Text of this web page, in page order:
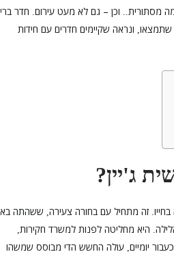
מסתורית.. וכן – גם לא מעט עירום. חדר
שתמצאו, ונראה שקיימים חדרים עם חידות
ג'יין?
. זה מתחיל עם בחורה צעירה, ששהתה
. היא מחליטה לפנות למשרד חקירות,
יומיים, עולה החשש הדי מבוסס שמשהו